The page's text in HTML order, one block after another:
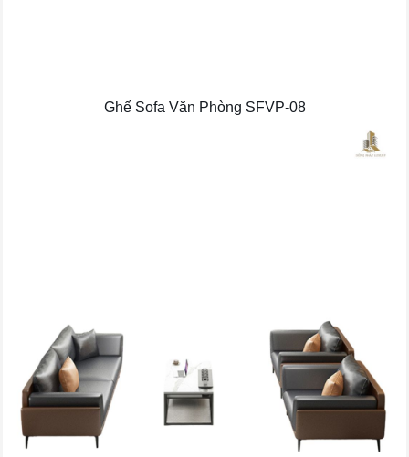
Ghế Sofa Văn Phòng SFVP-08